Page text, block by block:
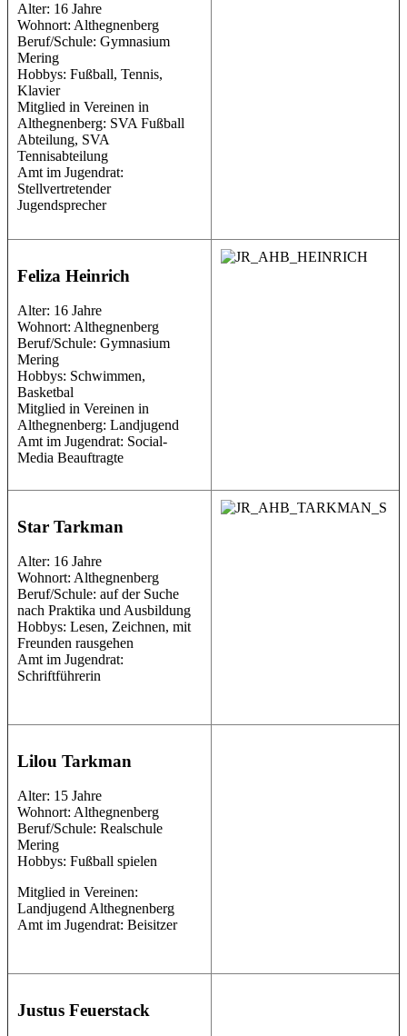
Alter: 16 Jahre
Wohnort: Althegnenberg
Beruf/Schule: Gymnasium
Mering
Hobbys: Fußball, Tennis,
Klavier
Mitglied in Vereinen in
Althegnenberg: SVA Fußball
Abteilung, SVA
Tennisabteilung
Amt im Jugendrat:
Stellvertretender
Jugendsprecher
Feliza Heinrich
Alter: 16 Jahre
Wohnort: Althegnenberg
Beruf/Schule: Gymnasium
Mering
Hobbys: Schwimmen,
Basketbal
Mitglied in Vereinen in
Althegnenberg: Landjugend
Amt im Jugendrat: Social-
Media Beauftragte
Star Tarkman
Alter: 16 Jahre
Wohnort: Althegnenberg
Beruf/Schule: auf der Suche
nach Praktika und Ausbildung
Hobbys: Lesen, Zeichnen, mit
Freunden rausgehen
Amt im Jugendrat:
Schriftführerin
Lilou Tarkman
Alter: 15 Jahre
Wohnort: Althegnenberg
Beruf/Schule: Realschule
Mering
Hobbys: Fußball spielen
Mitglied in Vereinen:
Landjugend Althegnenberg
Amt im Jugendrat: Beisitzer
Justus Feuerstack